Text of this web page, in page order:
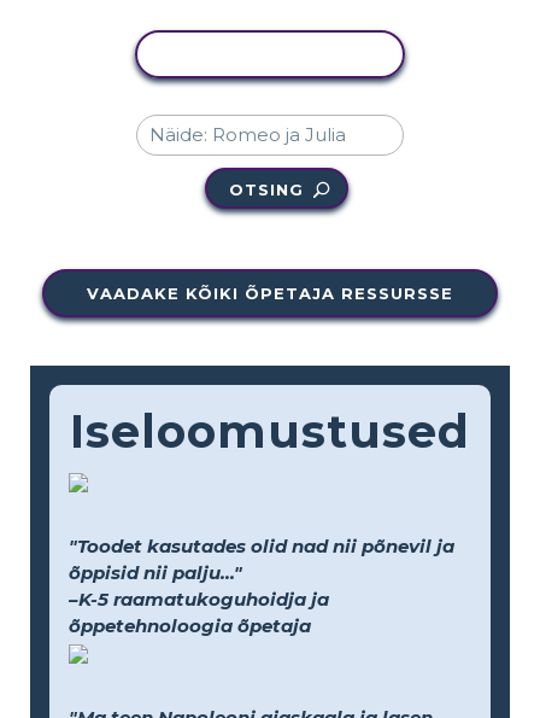
OTSING
VAADAKE KÕIKI ÕPETAJA RESSURSSE
Iseloomustused
"Toodet kasutades olid nad nii põnevil ja
õppisid nii palju..."
–K-5 raamatukoguhoidja ja
õppetehnoloogia õpetaja